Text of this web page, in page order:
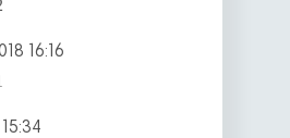
16:16